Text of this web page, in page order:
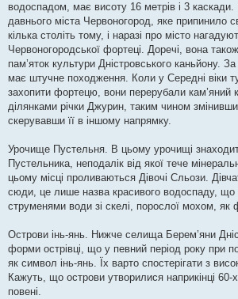
водоспадом, має висоту 16 метрів і 3 каскади.
давнього міста Червоногород, яке припинило
кілька століть тому, і наразі про місто
Червоногородської фортеці. Доречі, вона
пам’яток культури Дністровського каньйону.
має штучне походження. Коли у Середні віки
захопити фортецю, вони перерубали кам’яний
ділянками річки Джурин, таким чином
скерувавши її в іншому напрямку.
Урочище Пустельня. В цьому урочищі
Пустельника, неподалік від якої тече
цьому місці проливаються Дівочі Сльози.
сюди, це лише назва красивого водоспаду, що
струменями води зі скелі, порослої мохом, як
Острови інь-янь. Нижче селища Берем’яни
форми острівці, що у певний період року при
як символ інь-янь. Їх варто спостерігати з
Кажуть, що острови утворилися наприкінці 60-
повені.